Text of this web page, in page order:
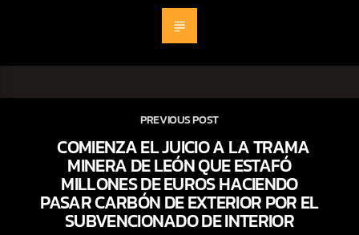
PREVIOUS POST
COMIENZA EL JUICIO A LA TRAMA
MINERA DE LEÓN QUE ESTAFÓ
MILLONES DE EUROS HACIENDO
PASAR CARBÓN DE EXTERIOR POR EL
SUBVENCIONADO DE INTERIOR